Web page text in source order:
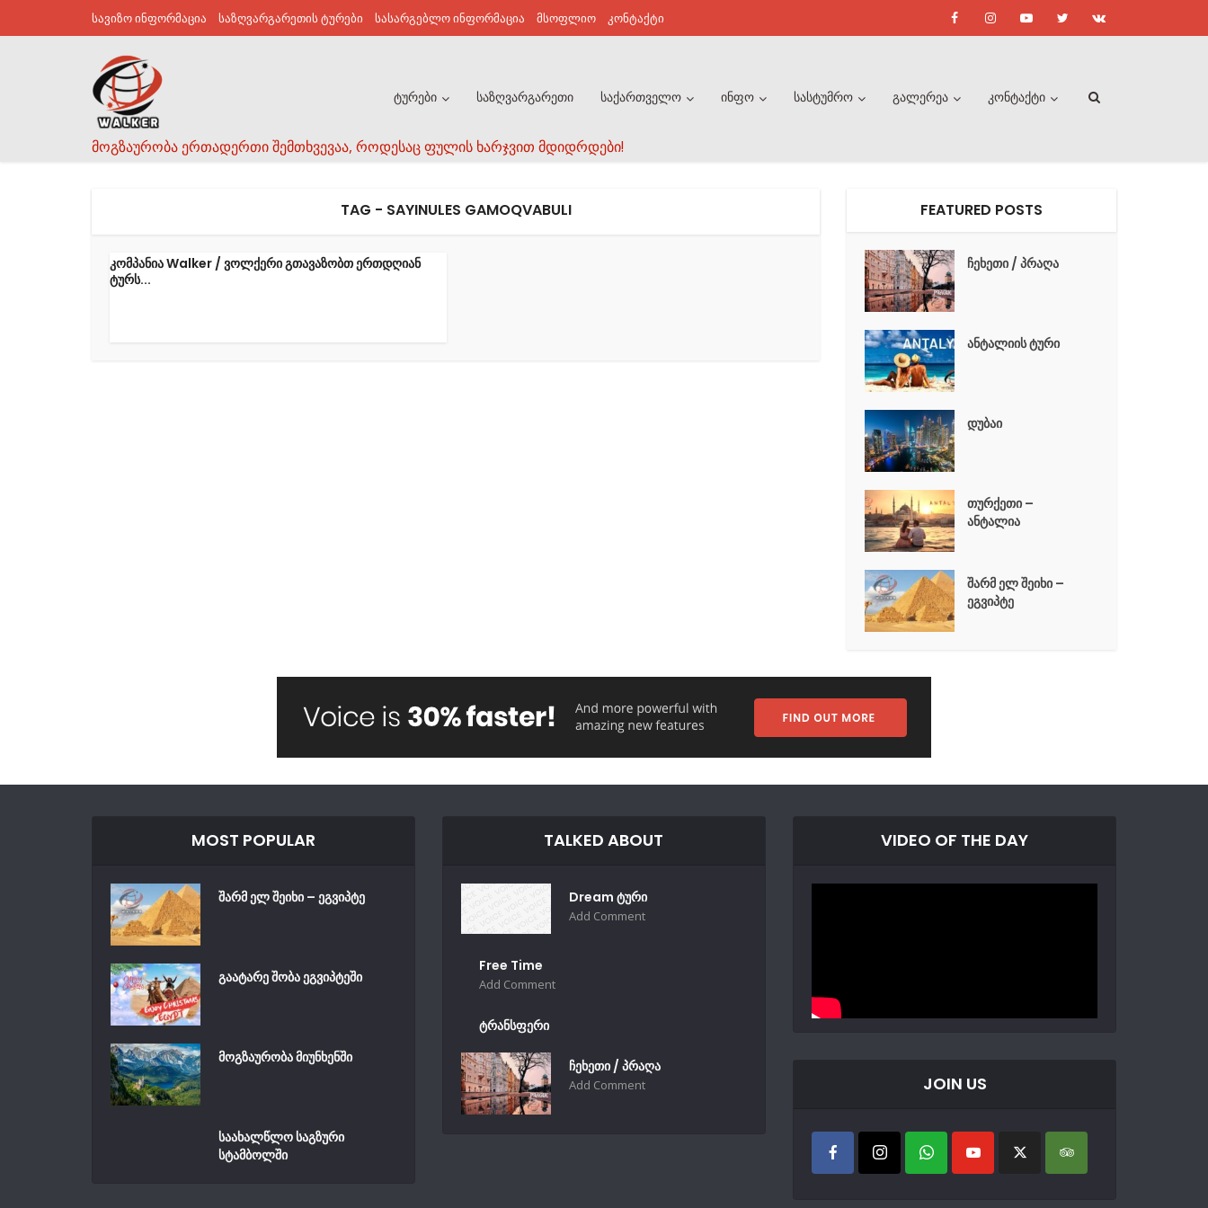
სავიზო ინფორმაცია საზღვარგარეთის ტურები სასარგებლო ინფორმაცია მსოფლიო კონტაქტი
მოგზაურობა ერთადერთი შემთხვევაა, როდესაც ფულის ხარჯვით მდიდრდები!
ტურები საზღვარგარეთი საქართველო ინფო სასტუმრო გალერეა კონტაქტი
TAG - SAYINULES GAMOQVABULI
კომპანია Walker / ვოლქერი გთავაზობთ ერთდღიან
ტურს...
FEATURED POSTS
ჩეხეთი / პრაღა
ანტალიის ტური
დუბაი
თურქეთი –
ანტალია
შარმ ელ შეიხი –
ეგვიპტე
MOST POPULAR
შარმ ელ შეიხი – ეგვიპტე
გაატარე შობა ეგვიპტეში
მოგზაურობა მიუნხენში
საახალწლო საგზური
სტამბოლში
TALKED ABOUT
Dream ტური
Add Comment
Free Time
Add Comment
ტრანსფერი
ჩეხეთი / პრაღა
Add Comment
VIDEO OF THE DAY
JOIN US